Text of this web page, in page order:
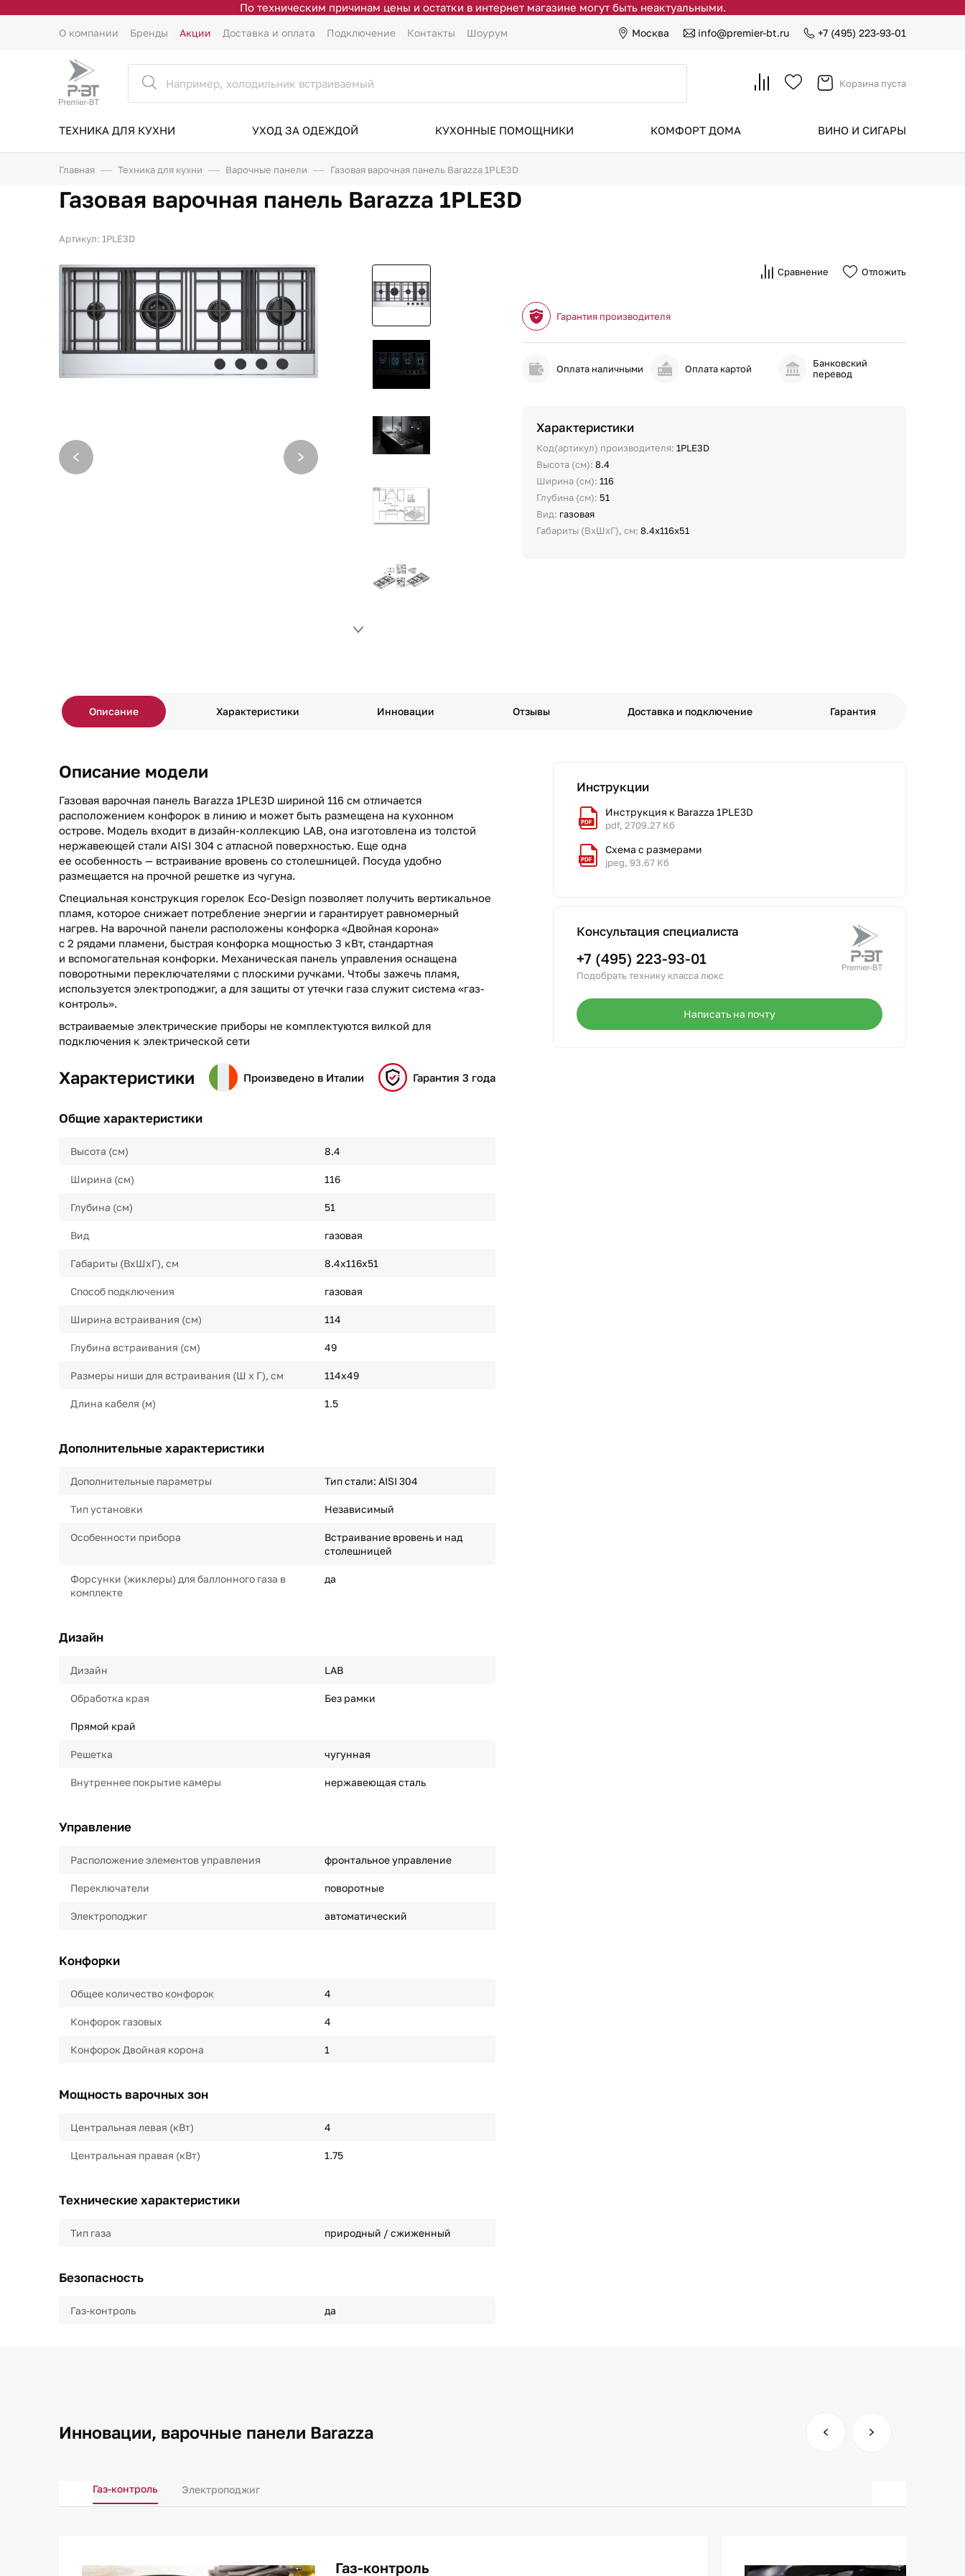
По техническим причинам цены и остатки в интернет магазине могут быть неактуальными.
О компании Бренды Акции Доставка и оплата Подключение Контакты Шоурум Москва info@premier-bt.ru +7 (495) 223-93-01
Корзина пуста
ТЕХНИКА ДЛЯ КУХНИ УХОД ЗА ОДЕЖДОЙ КУХОННЫЕ ПОМОЩНИКИ КОМФОРТ ДОМА ВИНО И СИГАРЫ
Главная Техника для кухни Варочные панели Газовая варочная панель Barazza 1PLE3D
Газовая варочная панель Barazza 1PLE3D
Артикул: 1PLE3D
Сравнение Отложить
Гарантия производителя
Оплата наличными Оплата картой
Банковский
перевод
Характеристики
Код(артикул) производителя:1PLE3D
Высота (см):8.4
Ширина (см):116
Глубина (см): 51
Вид: газовая
Габариты (ВхШхГ), см:8.4х116х51
Описание Характеристики Инновации Отзывы Доставка и подключение Гарантия
Описание модели
Газовая варочная панель Barazza 1PLE3D шириной 116 см отличается
расположением конфорок в линию и может быть размещена на кухонном
острове. Модель входит в дизайн-коллекцию LAB, она изготовлена из толстой
нержавеющей стали AISI 304 с атласной поверхностью. Еще одна
ее особенность — встраивание вровень со столешницей. Посуда удобно
размещается на прочной решетке из чугуна.
Специальная конструкция горелок Eco-Design позволяет получить вертикальное
пламя, которое снижает потребление энергии и гарантирует равномерный
нагрев. На варочной панели расположены конфорка «Двойная корона»
с 2 рядами пламени, быстрая конфорка мощностью 3 кВт, стандартная
и вспомогательная конфорки. Механическая панель управления оснащена
поворотными переключателями с плоскими ручками. Чтобы зажечь пламя,
используется электроподжиг, а для защиты от утечки газа служит система «газ-
контроль».
встраиваемые электрические приборы не комплектуются вилкой для
подключения к электрической сети
Характеристики Произведено в Италии Гарантия 3 года
Общие характеристики
Высота (см) 8.4
Ширина (см) 116
Глубина (см) 51
Вид газовая
Габариты (ВхШхГ), см 8.4х116х51
Способ подключения газовая
Ширина встраивания (см) 114
Глубина встраивания (см) 49
Размеры ниши для встраивания (Ш х Г), см 114х49
Длина кабеля (м) 1.5
Дополнительные характеристики
Дополнительные параметры Тип стали: AISI 304
Тип установки Независимый
Особенности прибора
Встраивание вровень и над
столешницей
Форсунки (жиклеры) для баллонного газа в
комплекте
да
Дизайн
Дизайн LAB
Обработка края Без рамки
Прямой край
Решетка чугунная
Внутреннее покрытие камеры нержавеющая сталь
Управление
Расположение элементов управления фронтальное управление
Переключатели поворотные
Электроподжиг автоматический
Конфорки
Общее количество конфорок 4
Конфорок газовых 4
Конфорок Двойная корона 1
Мощность варочных зон
Центральная левая (кВт) 4
Центральная правая (кВт) 1.75
Технические характеристики
Тип газа природный / сжиженный
Безопасность
Газ-контроль да
Инструкции
Инструкция к Barazza 1PLE3D
pdf, 2709.27 Кб
Схема с размерами
jpeg, 93.67 Кб
Консультация специалиста
+7 (495) 223-93-01
Подобрать технику класса люкс
Написать на почту
Инновации, варочные панели Barazza
Газ-контроль Электроподжиг
Газ-контроль